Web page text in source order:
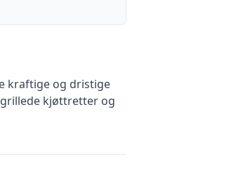
kraftige og dristige
kjøttretter og